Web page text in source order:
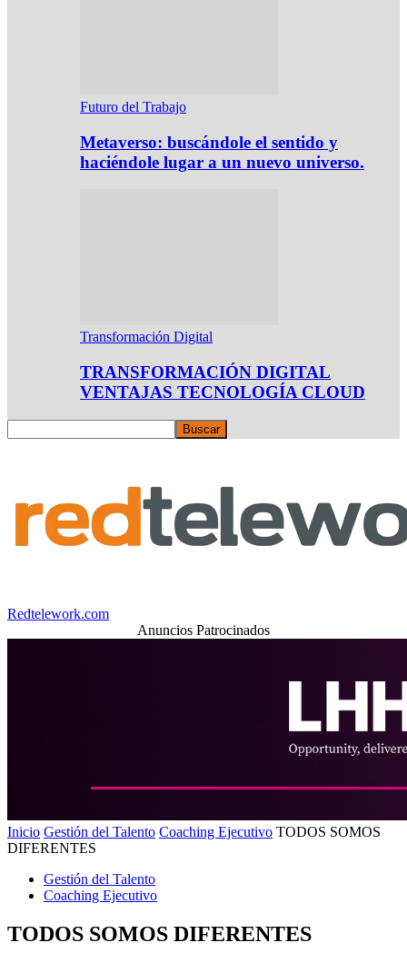
Futuro del Trabajo
Metaverso: buscándole el sentido y
haciéndole lugar a un nuevo universo.
Transformación Digital
TRANSFORMACIÓN DIGITAL
VENTAJAS TECNOLOGÍA CLOUD
Redtelework.com
Anuncios Patrocinados
Inicio Gestión del Talento Coaching Ejecutivo TODOS SOMOS
DIFERENTES
Gestión del Talento
Coaching Ejecutivo
TODOS SOMOS DIFERENTES